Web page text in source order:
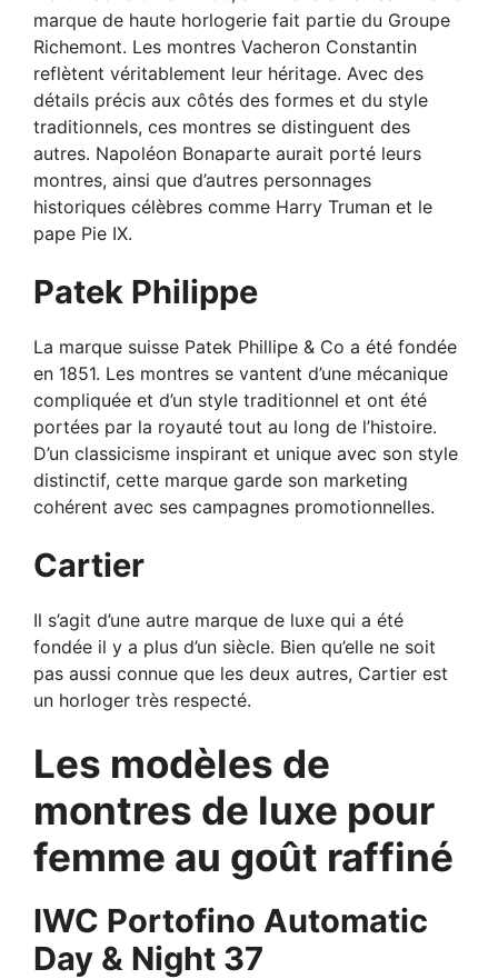
marque de haute horlogerie fait partie du Groupe
Richemont. Les montres Vacheron Constantin
reflètent véritablement leur héritage. Avec des
détails précis aux côtés des formes et du style
traditionnels, ces montres se distinguent des
autres. Napoléon Bonaparte aurait porté leurs
montres, ainsi que d’autres personnages
historiques célèbres comme Harry Truman et le
pape Pie IX.
Patek Philippe
La marque suisse Patek Phillipe & Co a été fondée
en 1851. Les montres se vantent d’une mécanique
compliquée et d’un style traditionnel et ont été
portées par la royauté tout au long de l’histoire.
D’un classicisme inspirant et unique avec son style
distinctif, cette marque garde son marketing
cohérent avec ses campagnes promotionnelles.
Cartier
Il s’agit d’une autre marque de luxe qui a été
fondée il y a plus d’un siècle. Bien qu’elle ne soit
pas aussi connue que les deux autres, Cartier est
un horloger très respecté.
Les modèles de
montres de luxe pour
femme au goût raffiné
IWC Portofino Automatic
Day & Night 37